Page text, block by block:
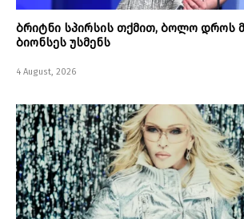
ბრიტნი სპირსის თქმით, ბოლო დროს
ბიონსეს უსმენს
4 August, 2026